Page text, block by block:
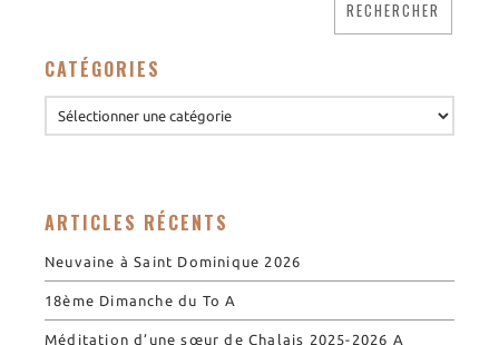
CATÉGORIES
ARTICLES RÉCENTS
Neuvaine à Saint Dominique 2026
18ème Dimanche du To A
Méditation d’une sœur de Chalais 2025-2026 A